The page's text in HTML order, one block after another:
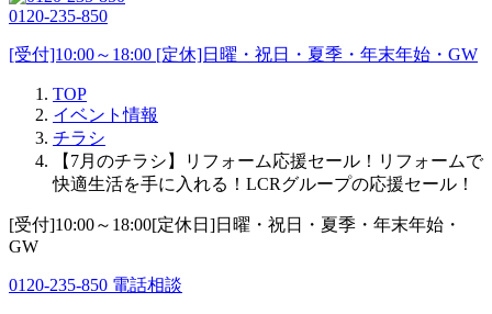
0120-235-850
[受付]10:00～18:00 [定休]日曜・祝日・夏季・年末年始・GW
TOP
イベント情報
チラシ
【7月のチラシ】リフォーム応援セール！リフォームで
快適生活を手に入れる！LCRグループの応援セール！
[受付]10:00～18:00[定休日]日曜・祝日・夏季・年末年始・
GW
0120-235-850 電話相談